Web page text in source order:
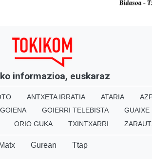
informazioa, euskaraz
ANTXETA IRRATIA ATARIA
GOIENA GOIERRI TELEBISTA GUAIXE
ORIO GUKA TXINTXARRI
Matx Gurean Ttap